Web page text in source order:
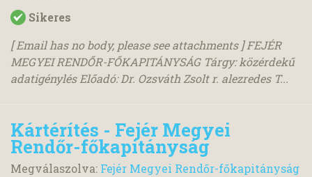
Sikeres
[ Email has no body, please see attachments ] FEJÉR
MEGYEI RENDŐR-FŐKAPITÁNYSÁG Tárgy: közérdekű
adatigénylés Előadó: Dr. Ozsváth Zsolt r. alezredes T...
Kártérítés - Fejér Megyei
Rendőr-főkapitányság
Megválaszolva: Fejér Megyei Rendőr-főkapitányság